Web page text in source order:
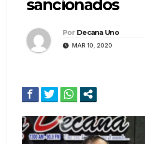
sancionados
Por Decana Uno
MAR 10, 2020